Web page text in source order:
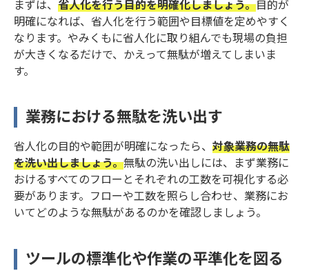
まずは、 省人化を行う目的を明確化しましょう。目的が
明確になれば、省人化を行う範囲や目標値を定めやすく
なります。やみくもに省人化に取り組んでも現場の負担
が大きくなるだけで、かえって無駄が増えてしまいま
す。
業務における無駄を洗い出す
省人化の目的や範囲が明確になったら、 対象業務の無駄
を洗い出しましょう。無駄の洗い出しには、まず業務に
おけるすべてのフローとそれぞれの工数を可視化する必
要があります。フローや工数を照らし合わせ、業務にお
いてどのような無駄があるのかを確認しましょう。
ツールの標準化や作業の平準化を図る